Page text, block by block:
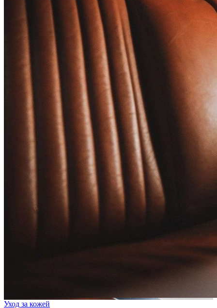
Уход за кожей